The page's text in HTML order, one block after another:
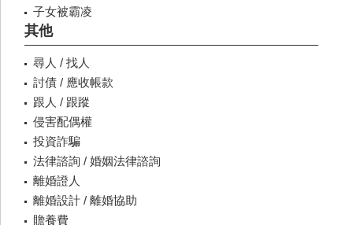
子女被霸凌
其他
尋人 / 找人
討債 / 應收帳款
跟人 / 跟蹤
侵害配偶權
投資詐騙
法律諮詢 / 婚姻法律諮詢
離婚證人
離婚設計 / 離婚協助
贍養費